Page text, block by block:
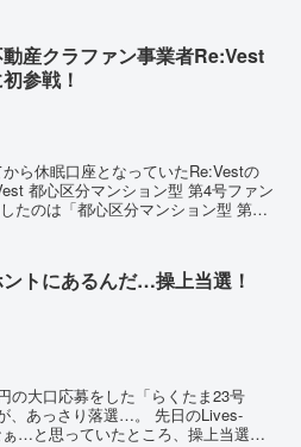
産クラファン事業者Re:Vest
参戦！
ら休眠口座となっていたRe:Vestの
都心区分マンション型 第4号ファン
たのは「都心区分マンション型 第4
トにあるんだ…操上当選！
の大口応募をした「らくたま23号
、あっさり落選…。 先日のLives-
…と思っていたところ、操上当選の